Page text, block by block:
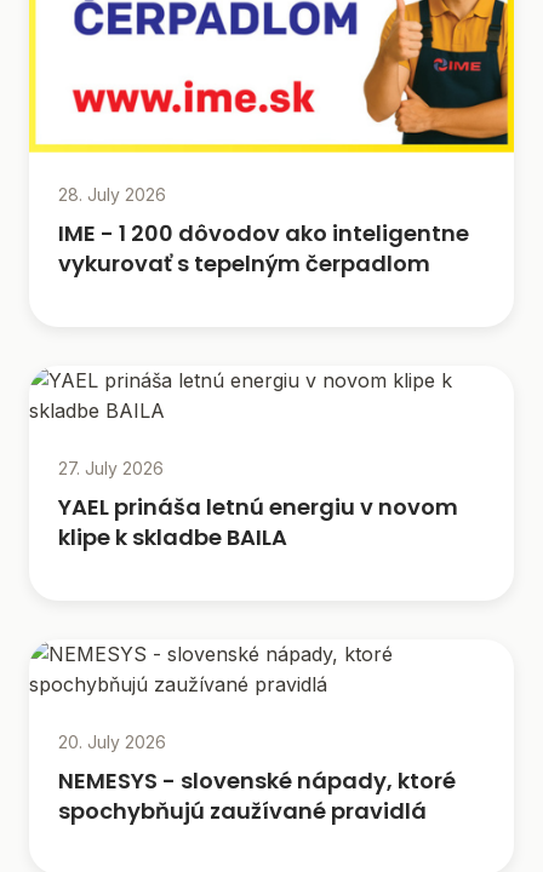
28. July 2026
IME - 1 200 dôvodov ako inteligentne
vykurovať s tepelným čerpadlom
27. July 2026
YAEL prináša letnú energiu v novom
klipe k skladbe BAILA
20. July 2026
NEMESYS - slovenské nápady, ktoré
spochybňujú zaužívané pravidlá